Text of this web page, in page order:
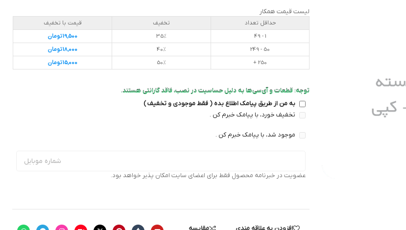
لیست قیمت همکار
حداقل تعداد تخفیف
قیمت با تخفیف
1 - 49
35%
19,500تومان
50 - 249
40%
18,000تومان
250 +
50%
15,000تومان
توجه: قطعات و آی‌سی‌ها به دلیل حساسیت در نصب، فاقد گارانتی هستند.
به من از طریق پیامک اطلاع بده ( فقط موجودی و تخفیف )
تخفیف خورد، با پیامک خبرم کن .
موجود شد، با پیامک خبرم کن .
عضویت در خبرنامه محصول فقط برای اعضای سایت امکان پذیر خواهد بود.